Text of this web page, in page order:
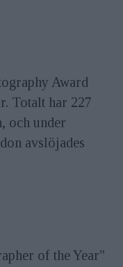
Award
Totalt har 227
och under
avslöjades
of the Year"